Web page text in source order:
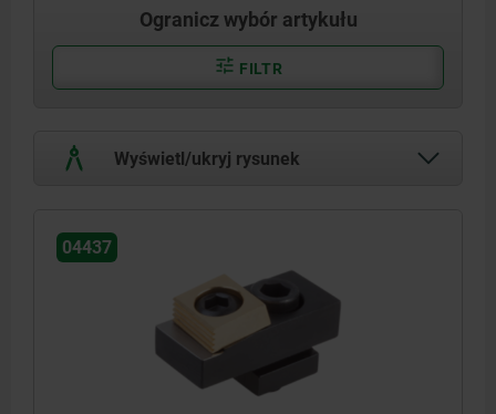
Ogranicz wybór artykułu
FILTR
Wyświetl/ukryj rysunek
04437